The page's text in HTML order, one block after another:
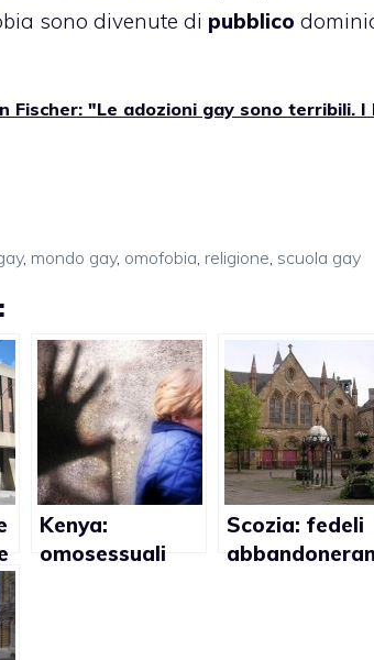
sono divenute di pubblico
Fischer: "Le adozioni gay sono terribili.
, mondo gay, omofobia religione scuola gay
Kenya:
omosessuali
Scozia: fedeli